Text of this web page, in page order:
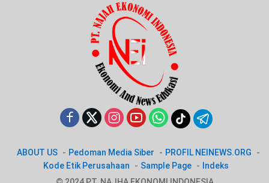
ABOUT US Pedoman Media Siber
PROFIL NEINEWS.ORG
Kode Etik Perusahaan
Sample Page
Indeks